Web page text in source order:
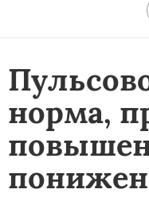
норма,